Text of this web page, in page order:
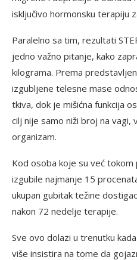
isključivo hormonsku terapiju
Paralelno sa tim, rezultati
jedno važno pitanje, kako
kilograma. Prema
izgubljene telesne mase
tkiva, dok je mišićna funkcija
cilj nije samo niži broj na vagi,
organizam.
Kod osoba koje su već
izgubile najmanje 15
ukupan gubitak težine
nakon 72 nedelje terapije.
Sve ovo dolazi u trenutku
više insistira na tome da